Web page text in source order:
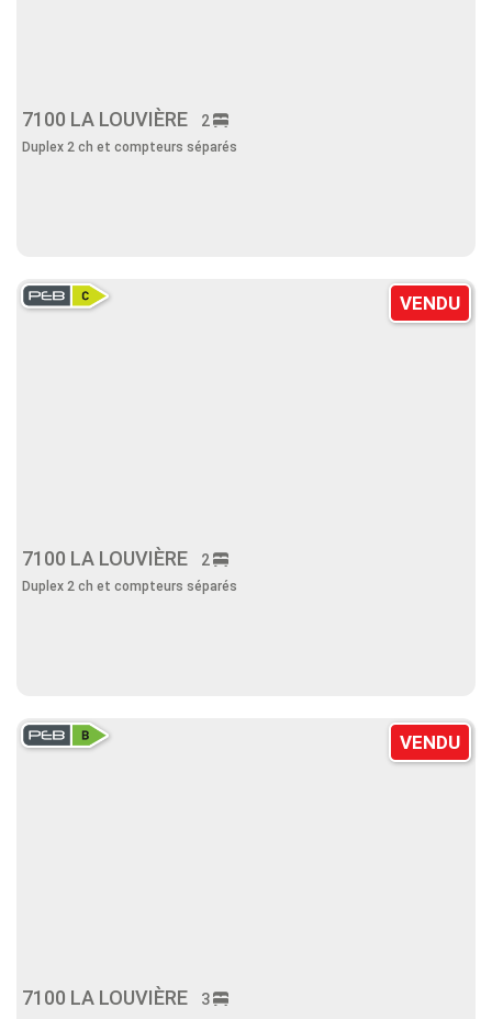
7100 LA LOUVIÈRE 2
Duplex 2 ch et compteurs séparés
VENDU
7100 LA LOUVIÈRE 2
Duplex 2 ch et compteurs séparés
VENDU
7100 LA LOUVIÈRE 3